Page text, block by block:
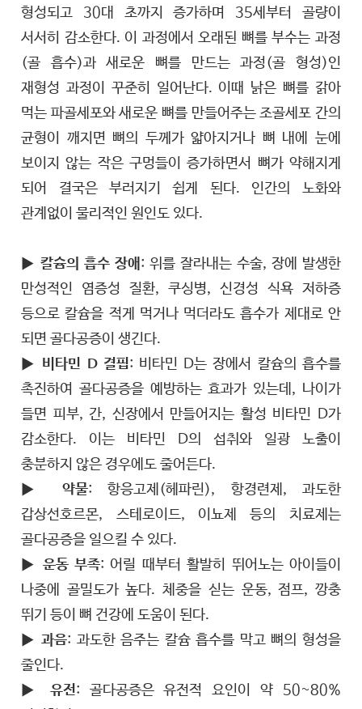
형성되고 30대 초까지 증가하며 35세부터 골량이
서서히 감소한다. 이 과정에서 오래된 뼈를 부수는 과정
(골 흡수)과 새로운 뼈를 만드는 과정(골 형성)인
재형성 과정이 꾸준히 일어난다. 이때 낡은 뼈를 갉아
먹는 파골세포와 새로운 뼈를 만들어주는 조골세포 간의
균형이 깨지면 뼈의 두께가 얇아지거나 뼈 내에 눈에
보이지 않는 작은 구멍들이 증가하면서 뼈가 약해지게
되어 결국은 부러지기 쉽게 된다. 인간의 노화와
관계없이 물리적인 원인도 있다.
▶칼슘의 흡수 장애 : 위를 잘라내는 수술, 장에 발생한
만성적인 염증성 질환, 쿠싱병, 신경성 식욕 저하증
등으로 칼슘을 적게 먹거나 먹더라도 흡수가 제대로 안
되면 골다공증이 생긴다.
▶ 비타민 D 결핍: 비타민 D는 장에서 칼슘의 흡수를
촉진하여 골다공증을 예방하는 효과가 있는데, 나이가
들면 피부, 간, 신장에서 만들어지는 활성 비타민 D가
감소한다. 이는 비타민 D의 섭취와 일광 노출이
충분하지 않은 경우에도 줄어든다.
▶ 약물: 항응고제(헤파린), 항경련제, 과도한
갑상선호르몬, 스테로이드, 이뇨제 등의 치료제는
골다공증을 일으킬 수 있다.
▶ 운동 부족: 어릴 때부터 활발히 뛰어노는 아이들이
나중에 골밀도가 높다. 체중을 싣는 운동, 점프, 깡충
뛰기 등이 뼈 건강에 도움이 된다.
▶과음: 과도한 음주는 칼슘 흡수를 막고 뼈의 형성을
줄인다.
▶
유전: 골다공증은 유전적 요인이 약 50~80%